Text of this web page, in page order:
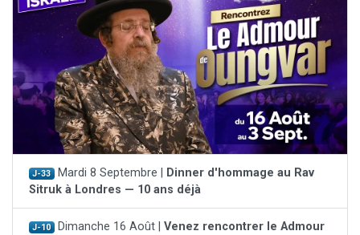
J-33 Mardi 8 Septembre |
Dinner d'hommage au Rav
Sitruk à Londres — 10 ans déjà
J-10 Dimanche 16 Août | Venez rencontrer le Admour